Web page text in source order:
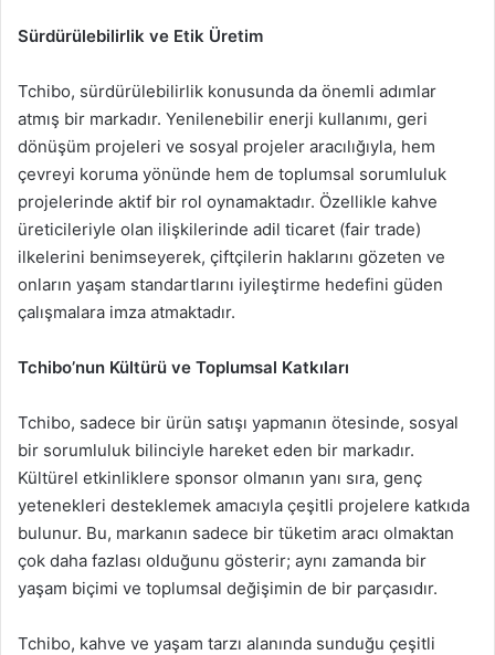
Sürdürülebilirlik ve Etik Üretim
Tchibo, sürdürülebilirlik konusunda da önemli adımlar
atmış bir markadır. Yenilenebilir enerji kullanımı, geri
dönüşüm projeleri ve sosyal projeler aracılığıyla, hem
çevreyi koruma yönünde hem de toplumsal sorumluluk
projelerinde aktif bir rol oynamaktadır. Özellikle kahve
üreticileriyle olan ilişkilerinde adil ticaret (fair trade)
ilkelerini benimseyerek, çiftçilerin haklarını gözeten ve
onların yaşam standartlarını iyileştirme hedefini güden
çalışmalara imza atmaktadır.
Tchibo’nun Kültürü ve Toplumsal Katkıları
Tchibo, sadece bir ürün satışı yapmanın ötesinde, sosyal
bir sorumluluk bilinciyle hareket eden bir markadır.
Kültürel etkinliklere sponsor olmanın yanı sıra, genç
yetenekleri desteklemek amacıyla çeşitli projelere katkıda
bulunur. Bu, markanın sadece bir tüketim aracı olmaktan
çok daha fazlası olduğunu gösterir; aynı zamanda bir
yaşam biçimi ve toplumsal değişimin de bir parçasıdır.
Tchibo, kahve ve yaşam tarzı alanında sunduğu çeşitli